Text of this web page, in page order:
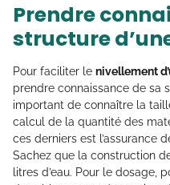
Prendre
structure
Pour faciliter le nivellement
prendre connaissance de sa
important de connaître la
calcul de la quantité des
ces derniers est l’assurance
Sachez que la construction
litres d’eau. Pour le dosage,